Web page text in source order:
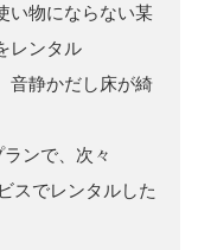
い物にならない某
レンタル
音静かだし床が綺
ンで、次々
スでレンタルした